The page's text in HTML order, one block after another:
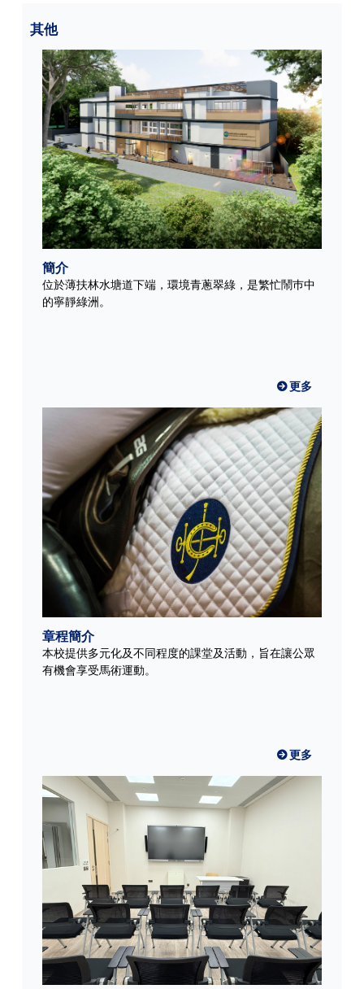
其他
簡介
位於薄扶林水塘道下端，環境青蔥翠綠，是繁忙鬧巿中
的寧靜綠洲。
更多
章程簡介
本校提供多元化及不同程度的課堂及活動，旨在讓公眾
有機會享受馬術運動。
更多